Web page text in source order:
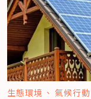
生態環境 氣候行動